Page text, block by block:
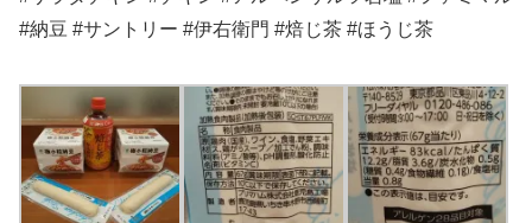
#納豆 #サントリー #伊右衛門 #焙じ茶 #ほうじ茶